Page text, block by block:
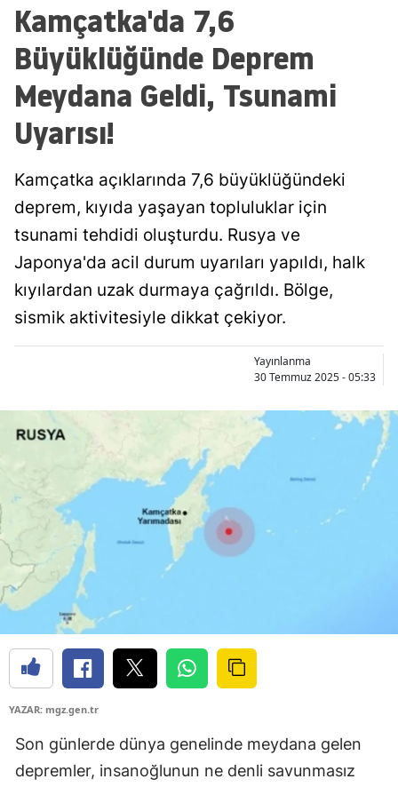
Kamçatka'da 7,6
Büyüklüğünde Deprem
Meydana Geldi, Tsunami
Uyarısı!
Kamçatka açıklarında 7,6 büyüklüğündeki
deprem, kıyıda yaşayan topluluklar için
tsunami tehdidi oluşturdu. Rusya ve
Japonya'da acil durum uyarıları yapıldı, halk
kıyılardan uzak durmaya çağrıldı. Bölge,
sismik aktivitesiyle dikkat çekiyor.
Yayınlanma
30 Temmuz 2025 - 05:33
YAZAR: mgz.gen.tr
Son günlerde dünya genelinde meydana gelen
depremler, insanoğlunun ne denli savunmasız